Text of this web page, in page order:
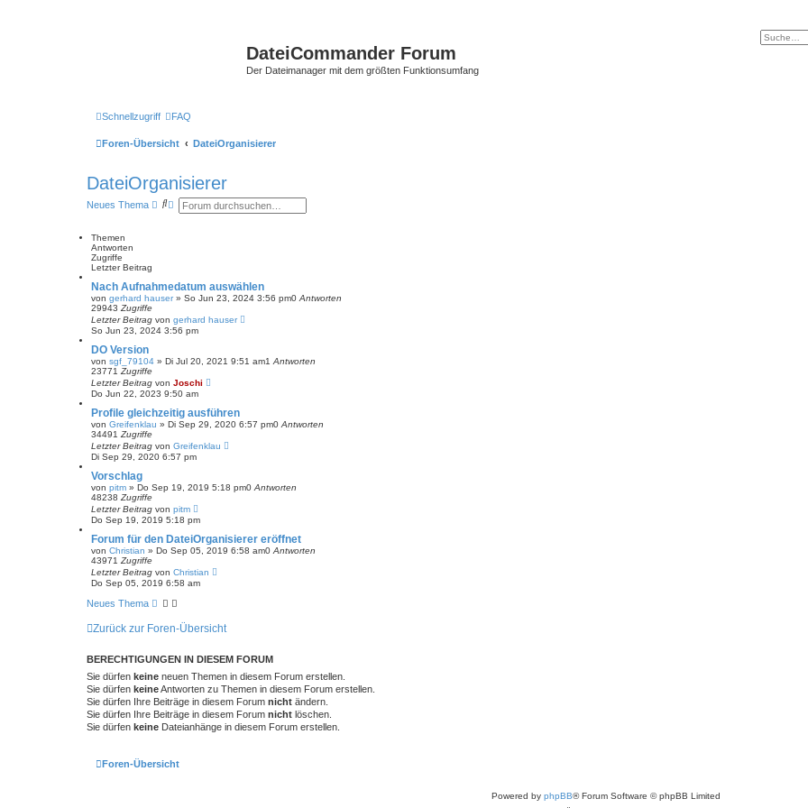
DateiCommander Forum
Der Dateimanager mit dem größten Funktionsumfang
Schnellzugriff FAQ
Foren-Übersicht DateiOrganisierer
DateiOrganisierer
Neues Thema
S E
t
e
u
c
Themen
Antworten
Zugriffe
Letzter Beitrag
Nach Aufnahmedatum auswählen
von gerhard hauser» So Jun 23, 2024 3:56 pm0 Antworten
29943 Zugriffe
Letzter Beitrag von gerhard hauser
So Jun 23, 2024 3:56 pm
DO Version
von sgf_79104 » Di Jul 20, 2021 9:51 am1 Antworten
23771 Zugriffe
Letzter Beitrag von Joschi
Do Jun 22, 2023 9:50 am
Profile gleichzeitig ausführen
von Greifenklau » Di Sep 29, 2020 6:57 pm0 Antworten
34491 Zugriffe
Letzter Beitrag von Greifenklau
Di Sep 29, 2020 6:57 pm
Vorschlag
von pitm » Do Sep 19, 2019 5:18 pm0 Antworten
48238 Zugriffe
Letzter Beitrag von pitm
Do Sep 19, 2019 5:18 pm
Forum für den DateiOrganisierer eröffnet
von Christian » Do Sep 05, 2019 6:58 am0 Antworten
43971 Zugriffe
Letzter Beitrag von Christian
Do Sep 05, 2019 6:58 am
Neues Thema
Zurück zur Foren-Übersicht
BERECHTIGUNGEN IN DIESEM FORUM
Sie dürfen keine neuen Themen in diesem Forum erstellen.
Sie dürfen keineAntworten zu Themen in diesem Forum erstellen.
Sie dürfen Ihre Beiträge in diesem Forum nicht ändern.
Sie dürfen Ihre Beiträge in diesem Forum nicht löschen.
Sie dürfen keine Dateianhänge in diesem Forum erstellen.
Foren-Übersicht
Powered by phpBB® Forum Software © phpBB Limited